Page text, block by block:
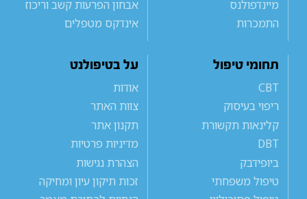
מיינדפולנס
התמכרות
אבחון הפרעות קשב וריכוז
אינדקס מטפלים
תחומי טיפול
CBT
ריפוי בעיסוק
קלינאות תקשורת
DBT
ביופידבק
טיפול משפחתי
על בטיפולנט
אודות
צוות האתר
תקנון אתר
מדיניות פרטיות
הצהרת נגישות
זכות תיקון עיון ומחיקה